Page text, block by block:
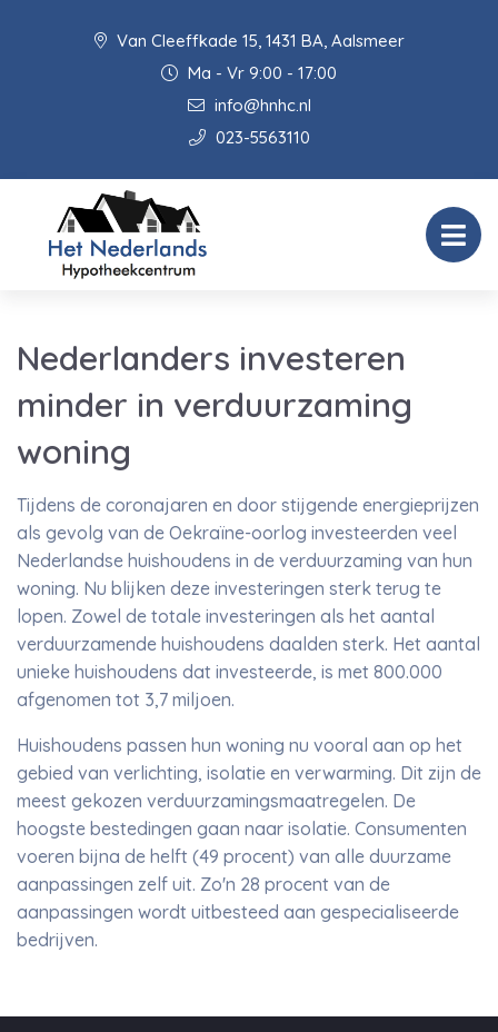
Van Cleeffkade 15, 1431 BA, Aalsmeer
Ma - Vr 9:00 - 17:00
info@hnhc.nl
023-5563110
Nederlanders investeren
minder in verduurzaming
woning
Tijdens de coronajaren en door stijgende energieprijzen
als gevolg van de Oekraïne-oorlog investeerden veel
Nederlandse huishoudens in de verduurzaming van hun
woning. Nu blijken deze investeringen sterk terug te
lopen. Zowel de totale investeringen als het aantal
verduurzamende huishoudens daalden sterk. Het aantal
unieke huishoudens dat investeerde, is met 800.000
afgenomen tot 3,7 miljoen.
Huishoudens passen hun woning nu vooral aan op het
gebied van verlichting, isolatie en verwarming. Dit zijn de
meest gekozen verduurzamingsmaatregelen. De
hoogste bestedingen gaan naar isolatie. Consumenten
voeren bijna de helft (49 procent) van alle duurzame
aanpassingen zelf uit. Zo'n 28 procent van de
aanpassingen wordt uitbesteed aan gespecialiseerde
bedrijven.